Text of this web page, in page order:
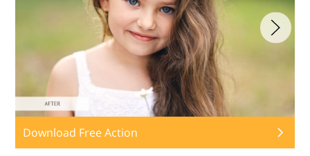
Download Free Action